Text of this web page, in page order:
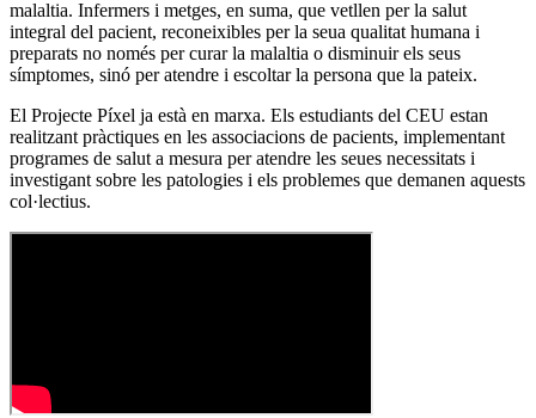
malaltia. Infermers i metges, en suma, que vetllen per la salut
integral del pacient, reconeixibles per la seua qualitat humana i
preparats no només per curar la malaltia o disminuir els seus
símptomes, sinó per atendre i escoltar la persona que la pateix.
El Projecte Píxel ja està en marxa. Els estudiants del CEU estan
realitzant pràctiques en les associacions de pacients, implementant
programes de salut a mesura per atendre les seues necessitats i
investigant sobre les patologies i els problemes que demanen aquests
col·lectius.